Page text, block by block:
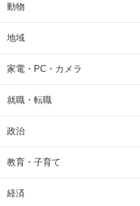
動物
地域
家電・PC・カメラ
就職・転職
政治
教育・子育て
経済